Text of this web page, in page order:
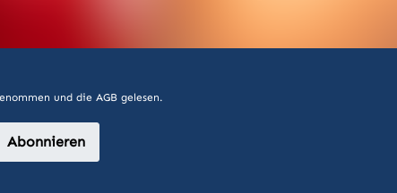
und die AGB gelesen.
Abonnieren